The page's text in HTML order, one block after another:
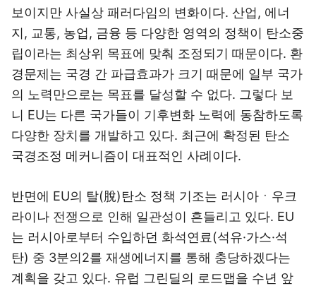
보이지만 사실상 패러다임의 변화이다. 산업, 에너
지, 교통, 농업, 금융 등 다양한 영역의 정책이 탄소중
립이라는 최상위 목표에 맞춰 조정되기 때문이다. 환
경문제는 국경 간 파급효과가 크기 때문에 일부 국가
의 노력만으로는 목표를 달성할 수 없다. 그렇다 보
니 EU는 다른 국가들이 기후변화 노력에 동참하도록
다양한 장치를 개발하고 있다. 최근에 확정된 탄소
국경조정 메커니즘이 대표적인 사례이다.
반면에 EU의 탈(脫)탄소 정책 기조는 러시아ㆍ우크
라이나 전쟁으로 인해 일관성이 흔들리고 있다. EU
는 러시아로부터 수입하던 화석연료(석유·가스·석
탄) 중 3분의2를 재생에너지를 통해 충당하겠다는
계획을 갖고 있다. 유럽 그린딜의 로드맵을 수년 앞